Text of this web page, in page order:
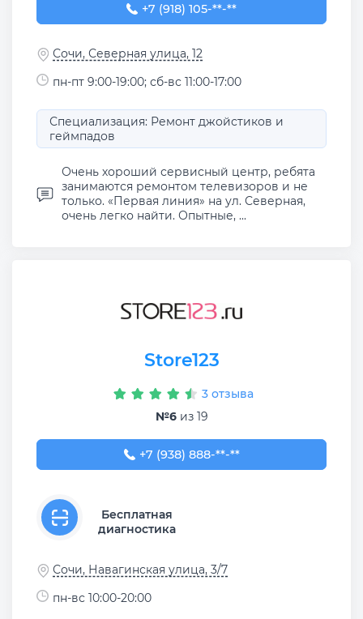
+7 (918) 105-56-56
+7 (918) 105-**-**
Сочи, Северная улица, 12
пн-пт 9:00-19:00; сб-вс 11:00-17:00
Специализация: Ремонт джойстиков и
геймпадов
Очень хороший сервисный центр, ребята
занимаются ремонтом телевизоров и не
только. «Первая линия» на ул. Северная,
очень легко найти. Опытные, ...
Store123
3 отзыва
№6из 19
+7 (938) 888-86-47
+7 (938) 888-**-**
Бесплатная
диагностика
Сочи, Навагинская улица, 3/7
пн-вс 10:00-20:00